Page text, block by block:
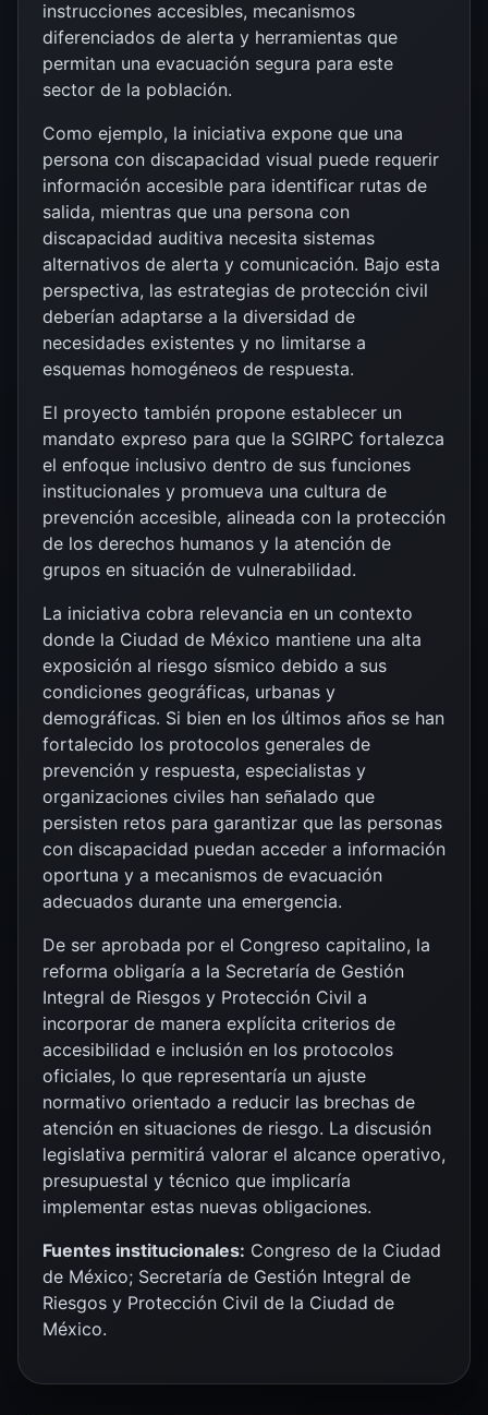
instrucciones accesibles, mecanismos
diferenciados de alerta y herramientas que
permitan una evacuación segura para este
sector de la población.
Como ejemplo, la iniciativa expone que una
persona con discapacidad visual puede requerir
información accesible para identificar rutas de
salida, mientras que una persona con
discapacidad auditiva necesita sistemas
alternativos de alerta y comunicación. Bajo esta
perspectiva, las estrategias de protección civil
deberían adaptarse a la diversidad de
necesidades existentes y no limitarse a
esquemas homogéneos de respuesta.
El proyecto también propone establecer un
mandato expreso para que la SGIRPC fortalezca
el enfoque inclusivo dentro de sus funciones
institucionales y promueva una cultura de
prevención accesible, alineada con la protección
de los derechos humanos y la atención de
grupos en situación de vulnerabilidad.
La iniciativa cobra relevancia en un contexto
donde la Ciudad de México mantiene una alta
exposición al riesgo sísmico debido a sus
condiciones geográficas, urbanas y
demográficas. Si bien en los últimos años se han
fortalecido los protocolos generales de
prevención y respuesta, especialistas y
organizaciones civiles han señalado que
persisten retos para garantizar que las personas
con discapacidad puedan acceder a información
oportuna y a mecanismos de evacuación
adecuados durante una emergencia.
De ser aprobada por el Congreso capitalino, la
reforma obligaría a la Secretaría de Gestión
Integral de Riesgos y Protección Civil a
incorporar de manera explícita criterios de
accesibilidad e inclusión en los protocolos
oficiales, lo que representaría un ajuste
normativo orientado a reducir las brechas de
atención en situaciones de riesgo. La discusión
legislativa permitirá valorar el alcance operativo,
presupuestal y técnico que implicaría
implementar estas nuevas obligaciones.
Fuentes institucionales: Congreso de la Ciudad
de México; Secretaría de Gestión Integral de
Riesgos y Protección Civil de la Ciudad de
México.